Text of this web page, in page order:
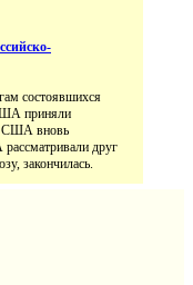
состоявшихся
приняли
США вновь
друг
закончилась.